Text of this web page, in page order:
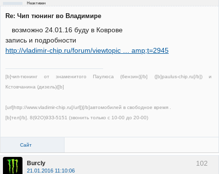
Неактивен
Re: Чип тюнинг во Владимире
возможно 24.01.16 буду в Коврове
запись и подробности
http://vladimir-chip.ru/forum/viewtopic … amp;t=2945
[b]чип-тюнинг от знаменитого Паулюса (бензин)[/b] ([b]paulus-chip.ru[/b]) и
Кстовчанина (дизель)([b]
[url]http://www.vladimir-chip.ru[/url])[/b]автомобилей в свободное время .
[b]тел[/b]. 8(92О)9ЗЗ-5151 (звонить только с 10-00 до 20-00)
Сайт
102
Burcly
21.01.2016 11:10:06